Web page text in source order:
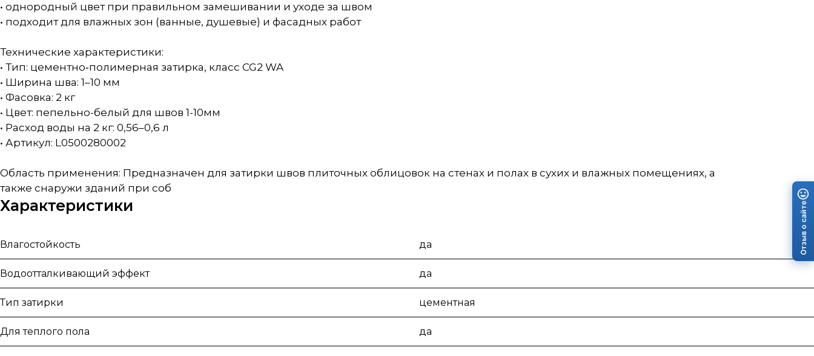
• однородный цвет при правильном замешивании и уходе за швом
• подходит для влажных зон (ванные, душевые) и фасадных работ
Технические характеристики:
• Тип: цементно‑полимерная затирка, класс CG2 WA
• Ширина шва: 1–10 мм
• Фасовка: 2 кг
• Цвет: пепельно-белый для швов 1-10мм
• Расход воды на 2 кг: 0,56–0,6 л
• Артикул: L0500280002
Область применения: Предназначен для затирки швов плиточных облицовок на стенах и полах в сухих и влажных помещениях, а
также снаружи зданий при соб
Характеристики
Влагостойкость да
Водоотталкивающий эффект да
Тип затирки цементная
Для теплого пола да
Отзыв о сайте